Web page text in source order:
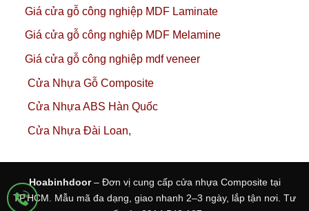
Giá cửa gỗ công nghiệp MDF Laminate
Giá cửa gỗ công nghiệp MDF Melamine
Giá cửa gỗ công nghiệp mdf veneer
Cửa Nhựa Gỗ Composite
Cửa Nhựa ABS Hàn Quốc
Cửa Nhựa Đài Loan,
Hoabinhdoor– Đơn vị cung cấp cửa nhựa Composite tại
TP.HCM. Mẫu mã đa dạng, giao nhanh 2–3 ngày, lắp tận nơi. Tư